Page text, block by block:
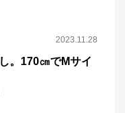
2023.11.28
。170㎝でMサイ